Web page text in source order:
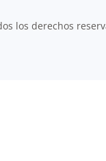
los derechos